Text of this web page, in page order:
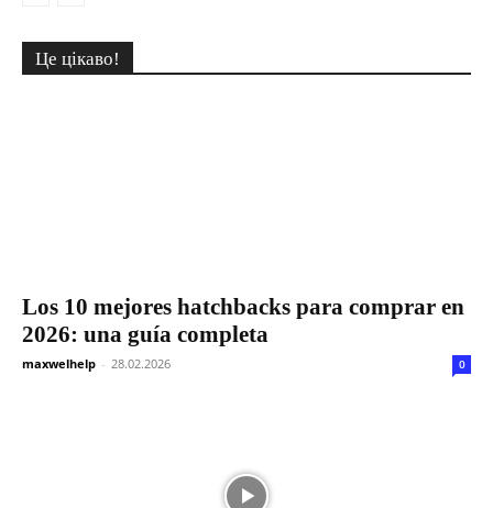
Це цікаво!
Los 10 mejores hatchbacks para comprar en
2026: una guía completa
maxwelhelp - 28.02.2026 0